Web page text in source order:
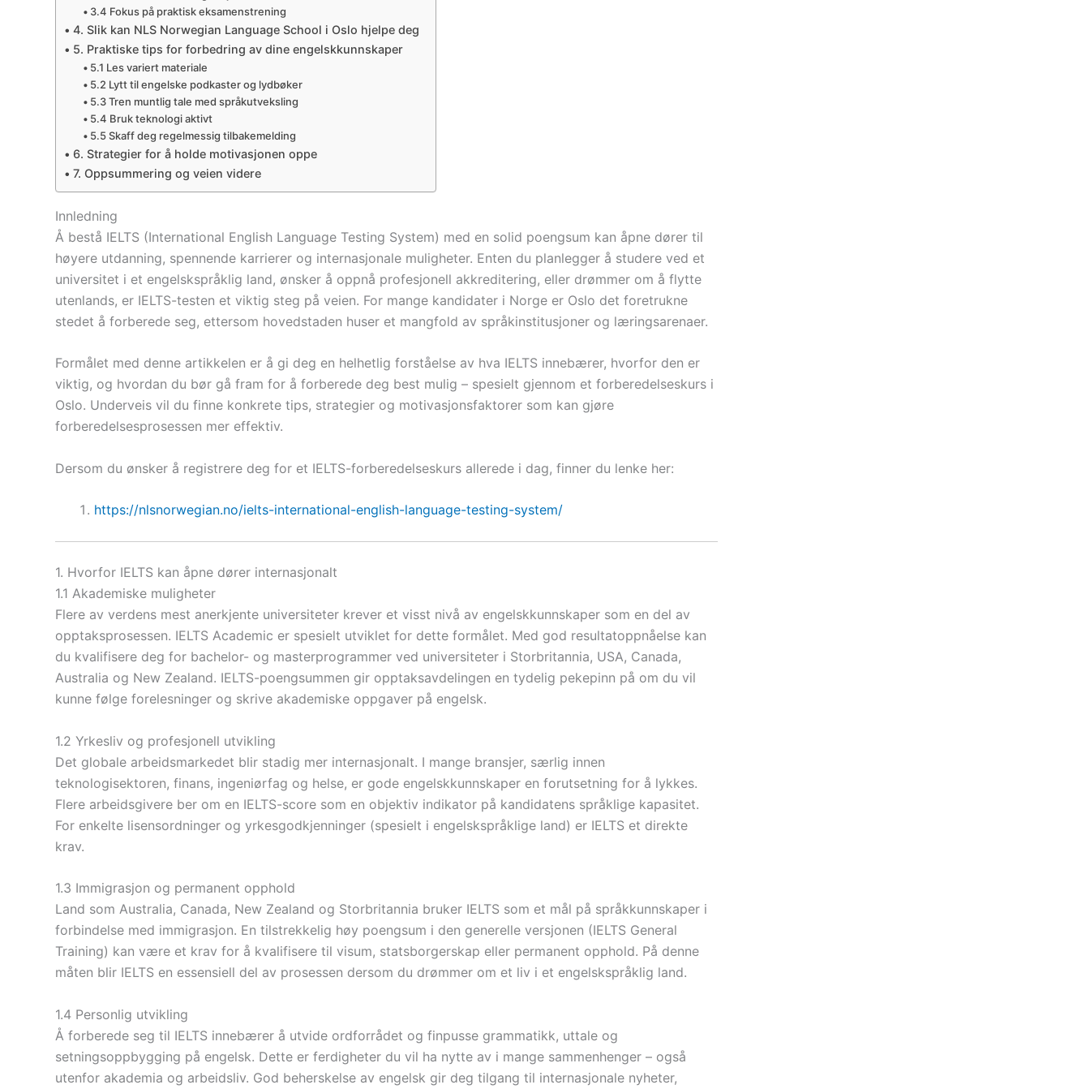
3.4 Fokus på praktisk eksamenstrening
4. Slik kan NLS Norwegian Language School i Oslo hjelpe deg
5. Praktiske tips for forbedring av dine engelskkunnskaper
5.1 Les variert materiale
5.2 Lytt til engelske podkaster og lydbøker
5.3 Tren muntlig tale med språkutveksling
5.4 Bruk teknologi aktivt
5.5 Skaff deg regelmessig tilbakemelding
6. Strategier for å holde motivasjonen oppe
7. Oppsummering og veien videre
Innledning
Å bestå IELTS (International English Language Testing System) med en solid poengsum kan åpne dører til
høyere utdanning, spennende karrierer og internasjonale muligheter. Enten du planlegger å studere ved et
universitet i et engelskspråklig land, ønsker å oppnå profesjonell akkreditering, eller drømmer om å flytte
utenlands, er IELTS-testen et viktig steg på veien. For mange kandidater i Norge er Oslo det foretrukne
stedet å forberede seg, ettersom hovedstaden huser et mangfold av språkinstitusjoner og læringsarenaer.
Formålet med denne artikkelen er å gi deg en helhetlig forståelse av hva IELTS innebærer, hvorfor den er
viktig, og hvordan du bør gå fram for å forberede deg best mulig – spesielt gjennom et forberedelseskurs i
Oslo. Underveis vil du finne konkrete tips, strategier og motivasjonsfaktorer som kan gjøre
forberedelsesprosessen mer effektiv.
Dersom du ønsker å registrere deg for et IELTS-forberedelseskurs allerede i dag, finner du lenke her:
https://nlsnorwegian.no/ielts-international-english-language-testing-system/
1. Hvorfor IELTS kan åpne dører internasjonalt
1.1 Akademiske muligheter
Flere av verdens mest anerkjente universiteter krever et visst nivå av engelskkunnskaper som en del av
opptaksprosessen. IELTS Academic er spesielt utviklet for dette formålet. Med god resultatoppnåelse kan
du kvalifisere deg for bachelor- og masterprogrammer ved universiteter i Storbritannia, USA, Canada,
Australia og New Zealand. IELTS-poengsummen gir opptaksavdelingen en tydelig pekepinn på om du vil
kunne følge forelesninger og skrive akademiske oppgaver på engelsk.
1.2 Yrkesliv og profesjonell utvikling
Det globale arbeidsmarkedet blir stadig mer internasjonalt. I mange bransjer, særlig innen
teknologisektoren, finans, ingeniørfag og helse, er gode engelskkunnskaper en forutsetning for å lykkes.
Flere arbeidsgivere ber om en IELTS-score som en objektiv indikator på kandidatens språklige kapasitet.
For enkelte lisensordninger og yrkesgodkjenninger (spesielt i engelskspråklige land) er IELTS et direkte
krav.
1.3 Immigrasjon og permanent opphold
Land som Australia, Canada, New Zealand og Storbritannia bruker IELTS som et mål på språkkunnskaper i
forbindelse med immigrasjon. En tilstrekkelig høy poengsum i den generelle versjonen (IELTS General
Training) kan være et krav for å kvalifisere til visum, statsborgerskap eller permanent opphold. På denne
måten blir IELTS en essensiell del av prosessen dersom du drømmer om et liv i et engelskspråklig land.
1.4 Personlig utvikling
Å forberede seg til IELTS innebærer å utvide ordforrådet og finpusse grammatikk, uttale og
setningsoppbygging på engelsk. Dette er ferdigheter du vil ha nytte av i mange sammenhenger – også
utenfor akademia og arbeidsliv. God beherskelse av engelsk gir deg tilgang til internasjonale nyheter,